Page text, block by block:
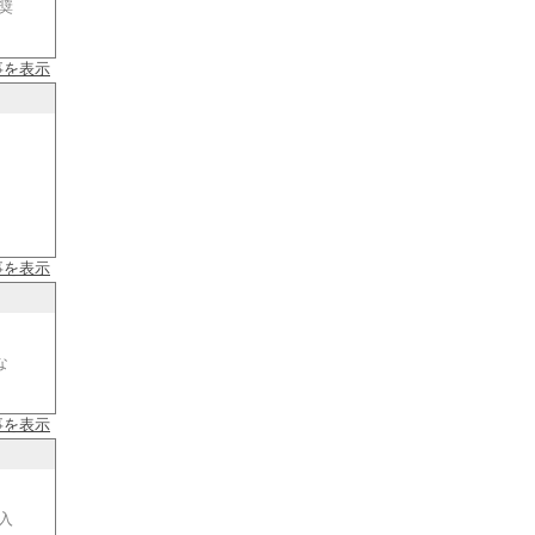
を表示
を表示
を表示